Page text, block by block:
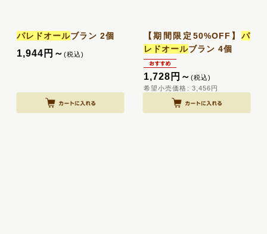
パレドオールブラン 2個
1,944 円 ～(税込)
【期間限定50%OFF】 パ
レドオールブラン 4個
1,728 円 ～ (税込)
希望小売価格 : 3,456円